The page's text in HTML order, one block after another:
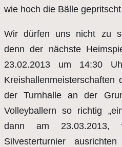
wie hoch die Bälle
Wir dürfen uns nicht zu
denn der nächste
23.02.2013 um 14:30
der Turnhalle an der
Volleyballern so richtig
dann am
Silvesterturnier